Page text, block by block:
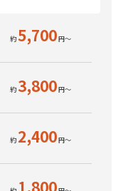
5,700
3,800
2,400